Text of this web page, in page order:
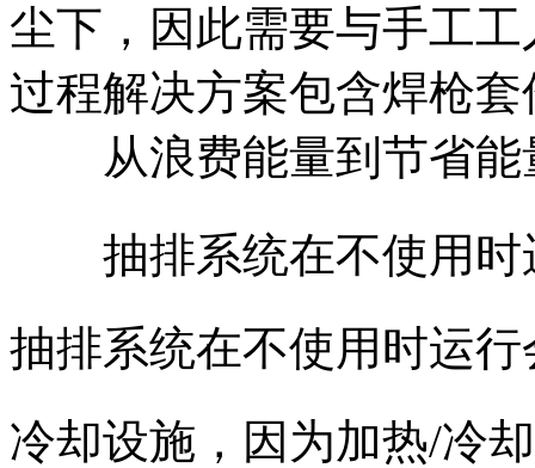
尘下，因此需要与手工
过程解决方案包含焊枪
从浪费能量到节省能
抽排系统在不使用
抽排系统在不使用时运
冷却设施，因为加热/冷